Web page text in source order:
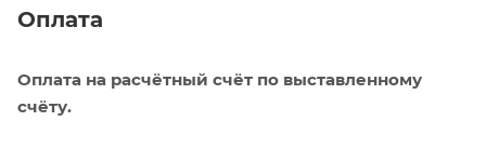
Оплата
Оплата на расчётный счёт по выставленному
счёту.